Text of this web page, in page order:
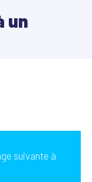
un
suivante à